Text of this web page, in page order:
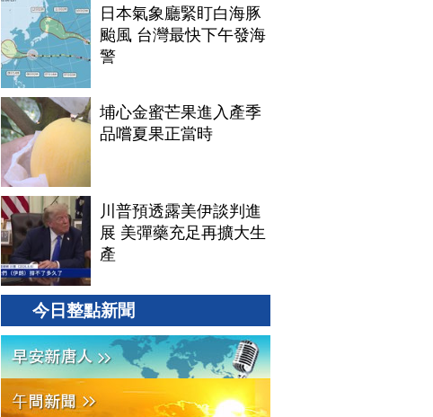
日本氣象廳緊盯白海豚
颱風 台灣最快下午發海
警
埔心金蜜芒果進入產季
品嚐夏果正當時
川普預透露美伊談判進
展 美彈藥充足再擴大生
產
今日整點新聞